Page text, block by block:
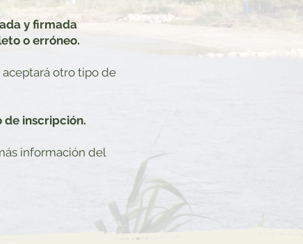
y firmada
o erróneo.
aceptará otro tipo de
inscripción.
información del